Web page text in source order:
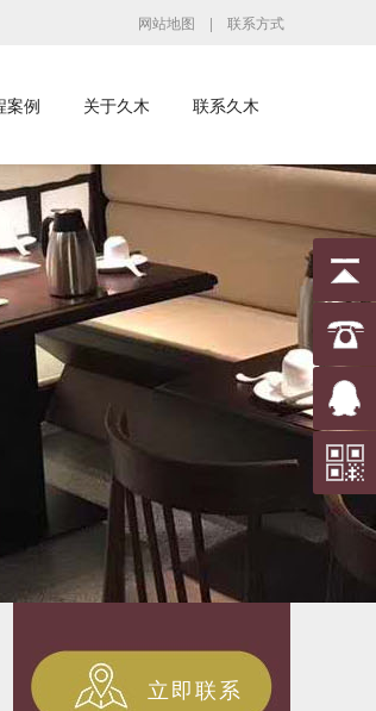
网站地图 | 联系方式
案例 关于久木 联系久木
立即联系